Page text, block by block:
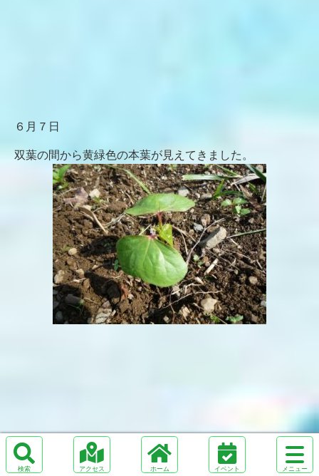
６月７日
双葉の間から黄緑色の本葉が見えてきました。
検 ア ホ メ
サ
イ